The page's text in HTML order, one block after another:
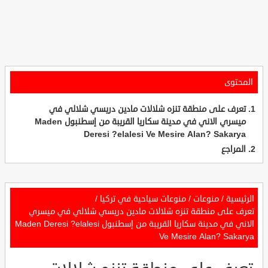
المحتوى
تعرف على منطقة تنزه شلالات مادين دريسي شلالي في
ميسري الاني في مدينة سكاريا القريبة من إسطنبول Maden
Deresi ?elalesi Ve Mesire Alan? Sakarya
المراجع
الرئيسية / منوعات / منوعات سياحية في تركيا /
تعرف على منطقة تنزه شلالات مادين دريسي شلالي في ميسري
الاني في مدينة سكاريا القريبة من إسطنبول Maden Deresi ?elalesi
Ve Mesire Alan? Sakarya